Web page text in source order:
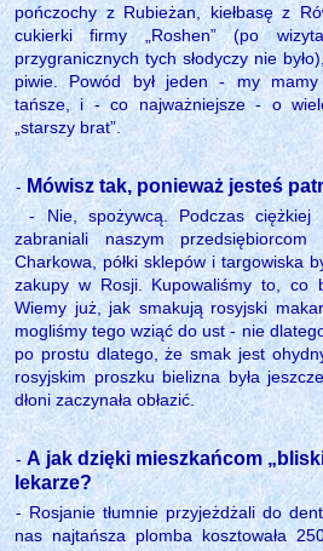
pończochy z Rubieżan, kiełbasę z
cukierki firmy „Roshen” (po
przygranicznych tych słodyczy nie
piwie. Powód był jeden - my
tańsze, i - co najważniejsze - o
„starszy brat”.
- Mówisz tak, ponieważ jesteś
- Nie, spożywcą. Podczas ciężkiej
zabraniali naszym
Charkowa, półki sklepów i targowiska
zakupy w Rosji. Kupowaliśmy to, co
Wiemy już, jak smakują rosyjski
mogliśmy tego wziąć do ust - nie
po prostu dlatego, że smak jest
rosyjskim proszku bielizna była
dłoni zaczynała obłazić.
-A jak dzięki mieszkańcom
lekarze?
- Rosjanie tłumnie przyjeżdżali do
nas najtańsza plomba kosztowała